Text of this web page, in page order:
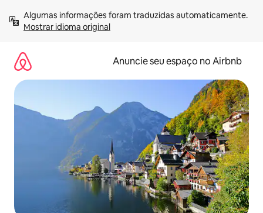
para
Mostrar idioma original
Anuncie seu espaço no Airbnb